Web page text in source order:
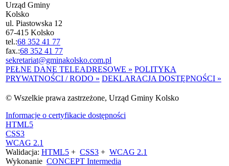
Urząd Gminy
Kolsko
ul. Piastowska 12
67-415 Kolsko
tel.:68 352 41 77
fax.:68 352 41 77
sekretariat@gminakolsko.com.pl
PEŁNE DANE TELEADRESOWE » POLITYKA
PRYWATNOŚCI / RODO » DEKLARACJA DOSTĘPNOŚCI »
© Wszelkie prawa zastrzeżone, Urząd Gminy Kolsko
Informacje o certyfikacie dostępności
HTML5
CSS3
WCAG 2.1
Walidacja: HTML5 + CSS3 + WCAG 2.1
Wykonanie CONCEPT Intermedia